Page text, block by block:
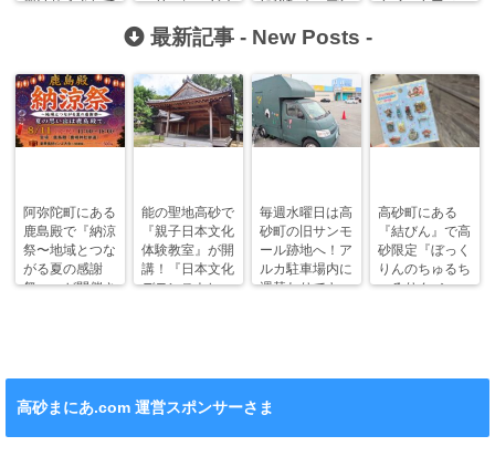
架け替えされて
ーリー）』がオ
ープンしてい
た！
に移転オープン
クイックフィッ
最新記事 - New Posts -
阿弥陀町にある
鹿島殿で『納涼
祭〜地域とつな
がる夏の感謝
祭〜』が開催さ
能の聖地高砂で
『親子日本文化
体験教室』が開
講！『日本文化
デモンストレー
毎週水曜日は高
砂町の旧サンモ
ール跡地へ！ア
ルカ駐車場内に
週替わりでキッ
高砂町にある
『結びん』で高
砂限定『ぼっく
りんのちゅるち
ゅるりん♪シー
高砂まにあ.com 運営スポンサーさま